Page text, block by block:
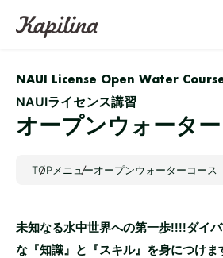
NAUI License Open Water
NAUIライセンス講習
オープンウォータ
TOPメニューオープンウォーターコース
未知なる水中世界への第一歩!!!!ダイ
な『知識』と『スキル』を身につけま